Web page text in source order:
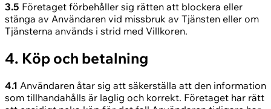
3.5 Företaget förbehåller sig rätten att blockera eller
stänga av Användaren vid missbruk av Tjänsten eller om
Tjänsterna används i strid med Villkoren.
4. Köp och betalning
4.1 Användaren åtar sig att säkerställa att den information
som tillhandahålls är laglig och korrekt. Företaget har rätt